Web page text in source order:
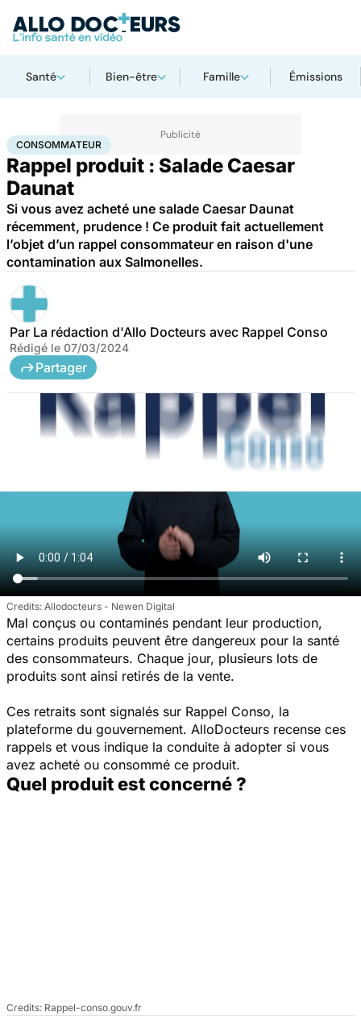
Santé Bien-être Famille Émissions
AccueilSantéConsommateur
CONSOMMATEUR
Rappel produit : Salade Caesar
Daunat
Si vous avez acheté une salade Caesar Daunat
récemment, prudence ! Ce produit fait actuellement
l’objet d’un rappel consommateur en raison d'une
contamination aux Salmonelles.
Par La rédaction d'Allo Docteurs avec Rappel Conso
Rédigé le 07/03/2024
Partager
Allodocteurs - Newen Digital
Mal conçus ou contaminés pendant leur production,
certains produits peuvent être dangereux pour la santé
des consommateurs. Chaque jour, plusieurs lots de
produits sont ainsi retirés de la vente.
Ces retraits sont signalés sur Rappel Conso, la
plateforme du gouvernement. AlloDocteurs recense ces
rappels et vous indique la conduite à adopter si vous
avez acheté ou consommé ce produit.
Quel produit est concerné ?
Rappel-conso.gouv.fr